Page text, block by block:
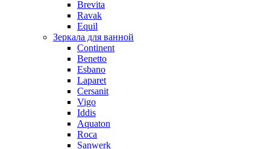
Brevita
Ravak
Equil
Зеркала для ванной
Continent
Benetto
Esbano
Laparet
Cersanit
Vigo
Iddis
Aquaton
Roca
Sanwerk